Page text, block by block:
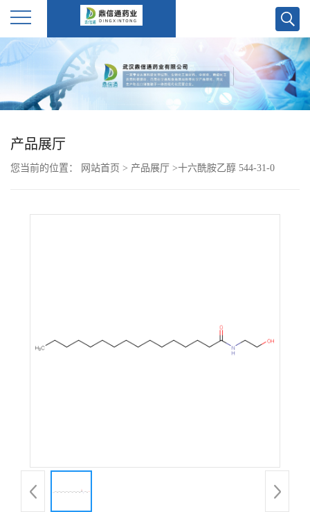
公
产
产品展厅
您当前的位置： 网站首页 > 产品展厅 >十六酰胺乙醇 544-31-0